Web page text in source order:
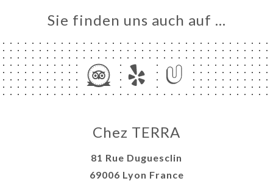
Sie finden uns auch auf …
Chez TERRA
81 Rue Duguesclin
69006 Lyon France